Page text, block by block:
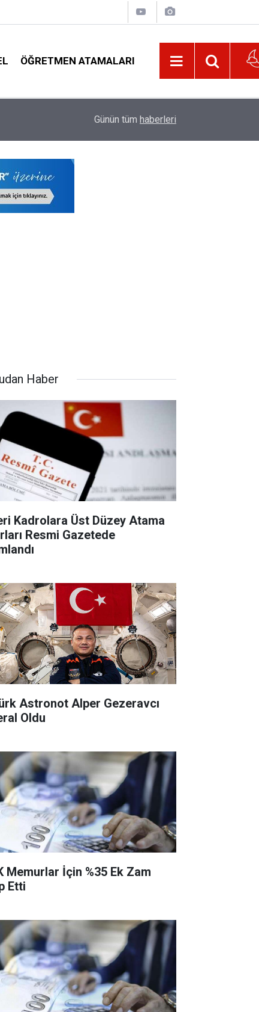
ÖĞRETMEN ATAMALARI
Belediyeden Öğrencilere Beslenme, Ulaşım
Günün tüm haberleri
Haber
Kadrolara Üst Düzey Atama
Resmi Gazetede
Astronot Alper Gezeravcı
Oldu
Memurlar İçin %35 Ek Zam
Etti